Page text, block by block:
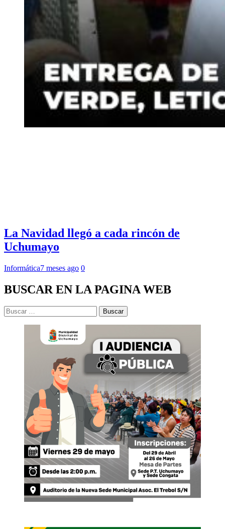
La Navidad llegó a cada rincón de
Uchumayo
Informática7 meses ago 0
BUSCAR EN LA PAGINA WEB
Buscar: